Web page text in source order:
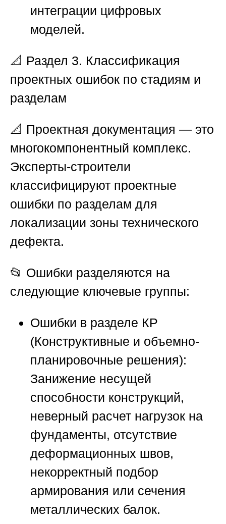
интеграции цифровых
моделей.
📐 Раздел 3. Классификация
проектных ошибок по стадиям и
разделам
📐 Проектная документация — это
многокомпонентный комплекс.
Эксперты-строители
классифицируют проектные
ошибки по разделам для
локализации зоны технического
дефекта.
📂 Ошибки разделяются на
следующие ключевые группы:
Ошибки в разделе КР
(Конструктивные и объемно-
планировочные решения):
Занижение несущей
способности конструкций,
неверный расчет нагрузок на
фундаменты, отсутствие
деформационных швов,
некорректный подбор
армирования или сечения
металлических балок.